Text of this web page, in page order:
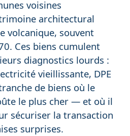
voisines
architectural
volcanique, souvent
Ces biens cumulent
diagnostics lourds :
vieillissante, DPE
de biens où le
le plus cher — et où il
sécuriser la transaction
surprises.